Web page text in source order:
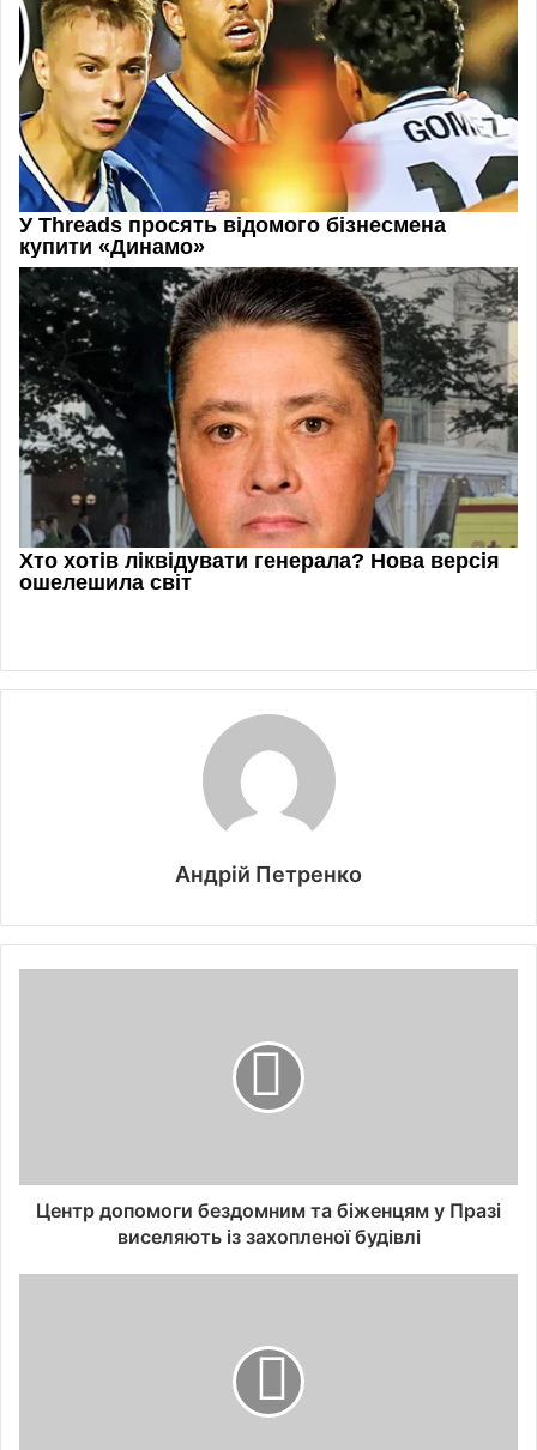
Андрій Петренко
Центр допомоги бездомним та біженцям у Празі
виселяють із захопленої будівлі